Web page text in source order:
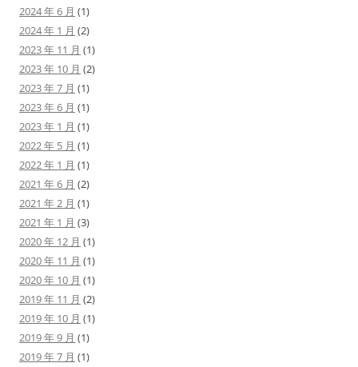
2024 年 6 月 (1)
2024 年 1 月 (2)
2023 年 11 月 (1)
2023 年 10 月 (2)
2023 年 7 月 (1)
2023 年 6 月 (1)
2023 年 1 月 (1)
2022 年 5 月 (1)
2022 年 1 月 (1)
2021 年 6 月 (2)
2021 年 2 月 (1)
2021 年 1 月 (3)
2020 年 12 月 (1)
2020 年 11 月 (1)
2020 年 10 月 (1)
2019 年 11 月 (2)
2019 年 10 月 (1)
2019 年 9 月 (1)
2019 年 7 月 (1)